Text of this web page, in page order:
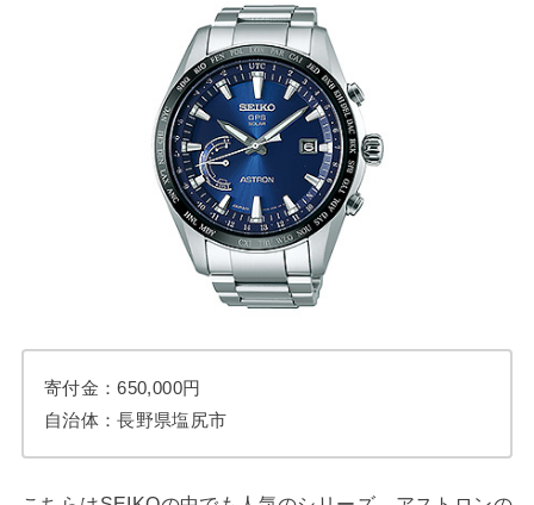
寄付金：650,000円
自治体：長野県塩尻市